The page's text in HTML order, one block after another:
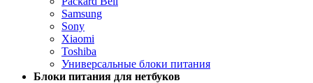
Samsung
Sony
Xiaomi
Toshiba
Универсальные блоки питания
Блоки питания для нетбуков